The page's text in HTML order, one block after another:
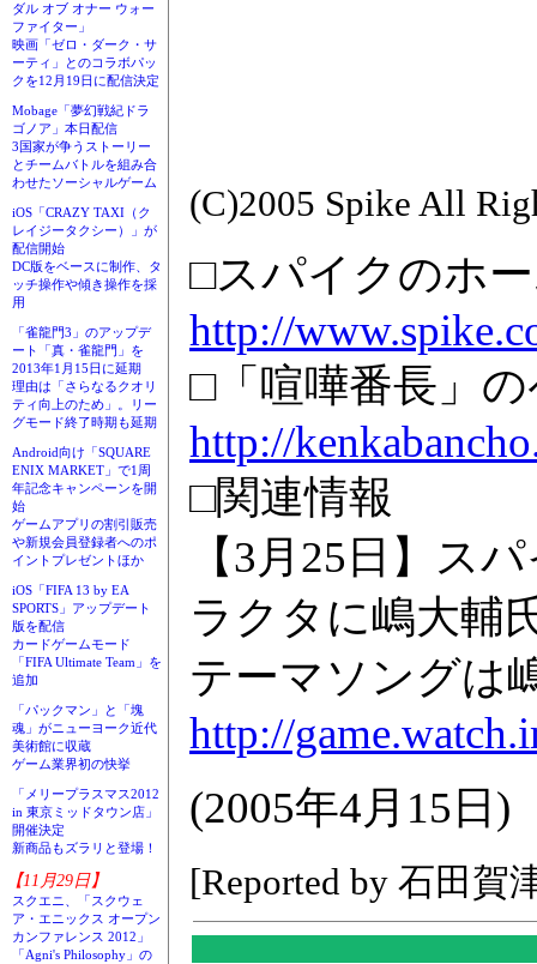
ダル オブ オナー ウォー
ファイター」
映画「ゼロ・ダーク・サ
ーティ」とのコラボパッ
クを12月19日に配信決定
Mobage「夢幻戦紀ドラ
ゴノア」本日配信
3国家が争うストーリー
とチームバトルを組み合
わせたソーシャルゲーム
iOS「CRAZY TAXI（ク
レイジータクシー）」が
配信開始
DC版をベースに制作、タ
ッチ操作や傾き操作を採
用
「雀龍門3」のアップデ
ート「真・雀龍門」を
2013年1月15日に延期
理由は「さらなるクオリ
ティ向上のため」。リー
グモード終了時期も延期
Android向け「SQUARE
ENIX MARKET」で1周
年記念キャンペーンを開
始
ゲームアプリの割引販売
や新規会員登録者へのポ
イントプレゼントほか
iOS「FIFA 13 by EA
SPORTS」アップデート
版を配信
カードゲームモード
「FIFA Ultimate Team」を
追加
「パックマン」と「塊
魂」がニューヨーク近代
美術館に収蔵
ゲーム業界初の快挙
「メリープラスマス2012
in 東京ミッドタウン店」
開催決定
新商品もズラリと登場！
【11月29日】
スクエニ、「スクウェ
ア・エニックス オープン
カンファレンス 2012」
「Agni's Philosophy」の
(C)2005 Spike All
□スパイクのホ
http://
□「喧嘩番長」
http://
□関連情報
【3月25日】ス
ラクタに嶋大輔
テーマソングは
http://
(2005年4月15日)
[Reported by 石田賀